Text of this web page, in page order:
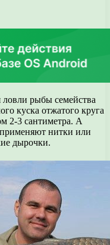
ловли рыбы семейства
куска отжатого круга
2-3 сантиметра. А
нитки или
дырочки.